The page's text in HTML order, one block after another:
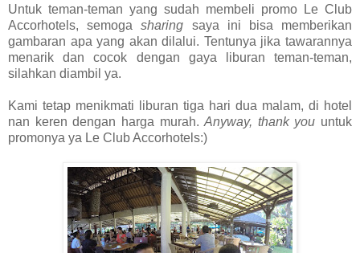
Untuk teman-teman yang sudah membeli promo Le Club
Accorhotels, semogasharing saya ini bisa memberikan
gambaran apa yang akan dilalui. Tentunya jika tawarannya
menarik dan cocok dengan gaya liburan teman-teman,
silahkan diambil ya.
Kami tetap menikmati liburan tiga hari dua malam, di hotel
nan keren dengan harga murah.Anyway, thank you untuk
promonya ya Le Club Accorhotels:)